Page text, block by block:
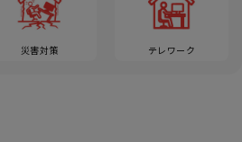
災害対策 テレワーク